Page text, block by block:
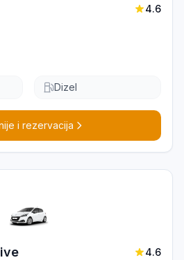
4.6
Dizel
i rezervacija
4.6